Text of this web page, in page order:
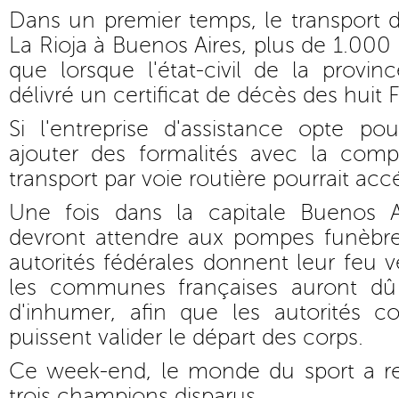
Dans un premier temps, le transport
La Rioja à Buenos Aires, plus de
que lorsque l'état-civil de la
délivré un certificat de décès des huit
Si l'entreprise d'assistance opte
ajouter des formalités avec la
transport par voie routière pourrait
Une fois dans la capitale Buenos
devront attendre aux pompes
autorités fédérales donnent leur feu
les communes françaises auront
d'inhumer, afin que les autorités
puissent valider le départ des corps.
Ce week-end, le monde du sport a